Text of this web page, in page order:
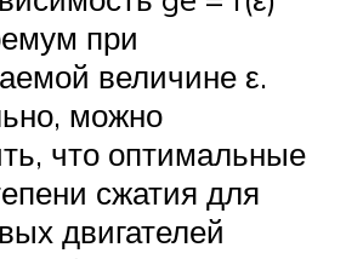
при
величине ε.
можно
что оптимальные
сжатия для
двигателей